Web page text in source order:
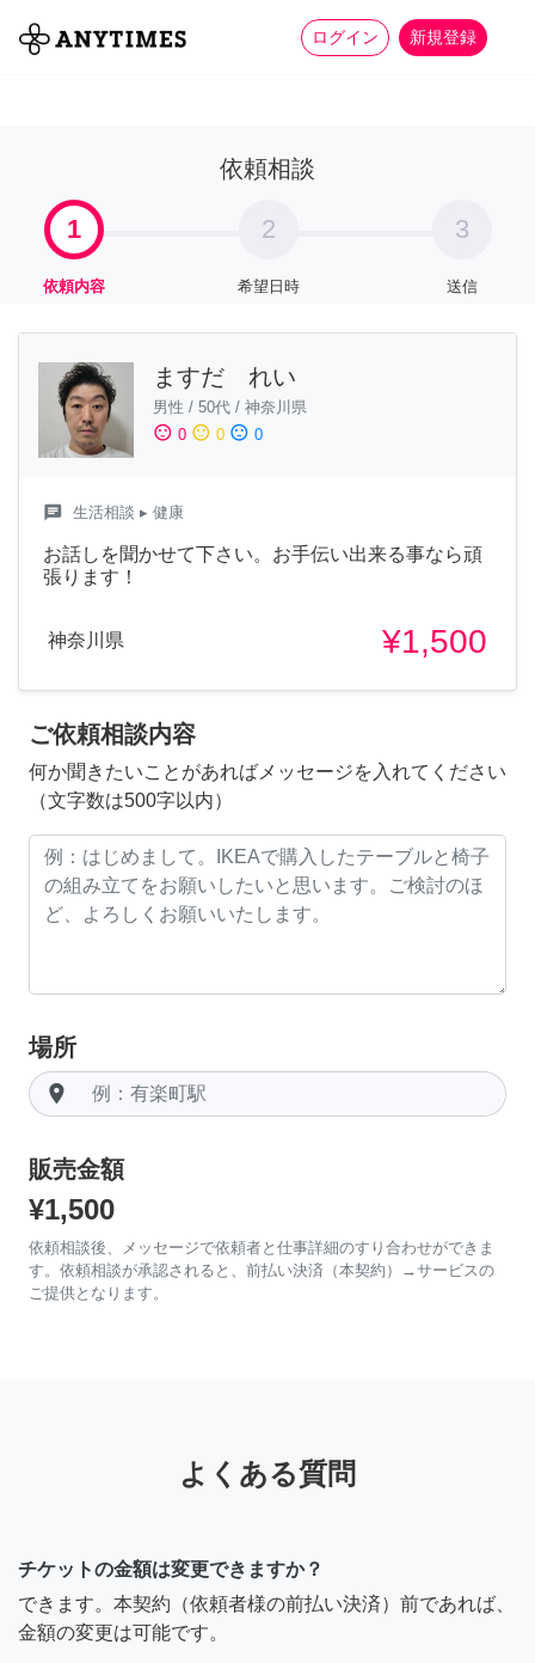
ログイン 新規登録
全て 家事 more_horiz
依頼相談
1
依頼内容
2
希望日時
3
送信
ますだ れい
男性 / 50代 / 神奈川県
sentiment_satisfied 0 sentiment_neutral 0 sentiment_dissatisfied 0
chat 生活相談 ▸ 健康
お話しを聞かせて下さい。お手伝い出来る事なら頑
張ります！
神奈川県 ¥1,500
ご依頼相談内容
何か聞きたいことがあればメッセージを入れてください
（文字数は500字以内）
場所
room
販売金額
¥1,500
依頼相談後、メッセージで依頼者と仕事詳細のすり合わせができま
す。依頼相談が承認されると、前払い決済（本契約）→サービスの
ご提供となります。
よくある質問
チケットの金額は変更できますか？
できます。本契約（依頼者様の前払い決済）前であれば、
金額の変更は可能です。